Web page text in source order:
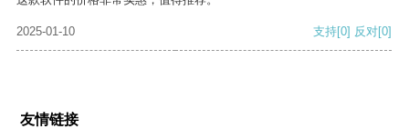
2025-01-10 支持[0] 反对[0]
友情链接